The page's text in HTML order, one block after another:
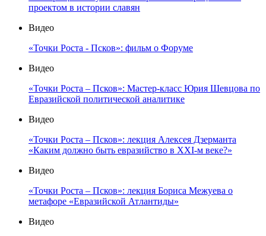
проектом в истории славян
Видео
«Точки Роста - Псков»: фильм о Форуме
Видео
«Точки Роста – Псков»: Мастер-класс Юрия Шевцова по
Евразийской политической аналитике
Видео
«Точки Роста – Псков»: лекция Алексея Дзерманта
«Каким должно быть евразийство в XXI-м веке?»
Видео
«Точки Роста – Псков»: лекция Бориса Межуева о
метафоре «Евразийской Атлантиды»
Видео